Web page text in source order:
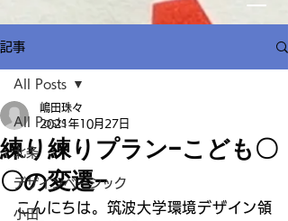
記事
All Posts
北条
デザインベーシック
小田
All Posts
練り練りプラン−こども〇
〇の変遷−
嶋田珠々
2021年10月27日
こんにちは。筑波大学環境デザイン領